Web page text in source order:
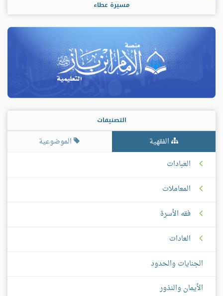
مسيرة عطاء
التصنيفات
الفقهية
الموضوعية
العبادات
المعاملات
فقه الأسرة
العادات
الجنايات والحدود
الأيمان والنذور